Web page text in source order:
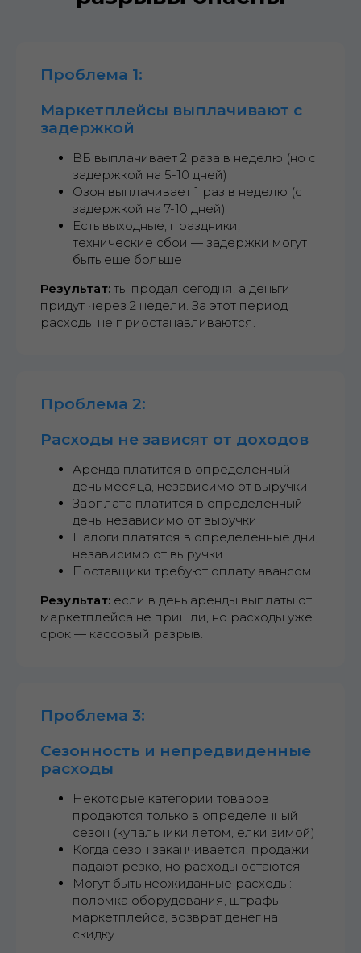
Проблема 1:
Маркетплейсы выплачивают с
задержкой
ВБ выплачивает 2 раза в неделю (но с
задержкой на 5-10 дней)
Озон выплачивает 1 раз в неделю (с
задержкой на 7-10 дней)
Есть выходные, праздники,
технические сбои — задержки могут
быть еще больше
Результат: ты продал сегодня, а деньги
придут через 2 недели. За этот период
расходы не приостанавливаются.
Проблема 2:
Расходы не зависят от доходов
Аренда платится в определенный
день месяца, независимо от выручки
Зарплата платится в определенный
день, независимо от выручки
Налоги платятся в определенные дни,
независимо от выручки
Поставщики требуют оплату авансом
Результат: если в день аренды выплаты от
маркетплейса не пришли, но расходы уже
срок — кассовый разрыв.
Проблема 3:
Сезонность и непредвиденные
расходы
Некоторые категории товаров
продаются только в определенный
сезон (купальники летом, елки зимой)
Когда сезон заканчивается, продажи
падают резко, но расходы остаются
Могут быть неожиданные расходы:
поломка оборудования, штрафы
маркетплейса, возврат денег на
скидку